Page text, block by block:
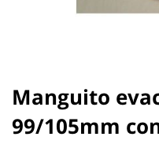
Manguito
99/105mm
Saltar
al
comienzo
de